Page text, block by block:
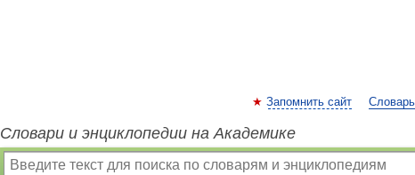
Запомнить сайт
Словари и энциклопедии на Академике